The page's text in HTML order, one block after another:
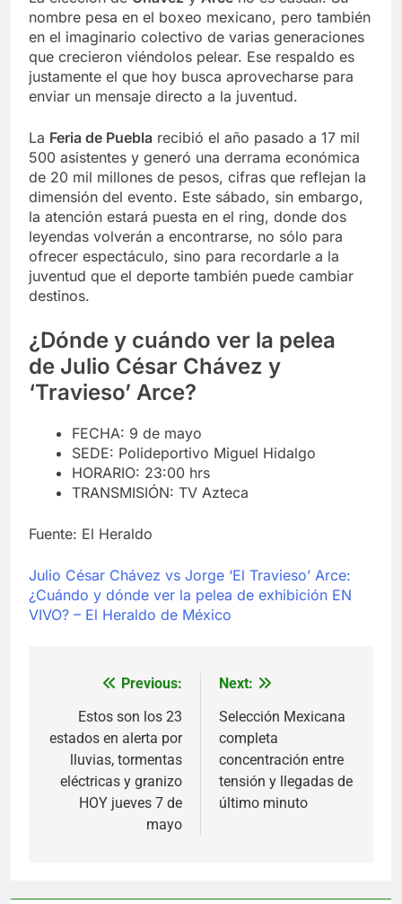
nombre pesa en el boxeo mexicano, pero también
en el imaginario colectivo de varias generaciones
que crecieron viéndolos pelear. Ese respaldo es
justamente el que hoy busca aprovecharse para
enviar un mensaje directo a la juventud.
La Feria de Puebla recibió el año pasado a 17 mil
500 asistentes y generó una derrama económica
de 20 mil millones de pesos, cifras que reflejan la
dimensión del evento. Este sábado, sin embargo,
la atención estará puesta en el ring, donde dos
leyendas volverán a encontrarse, no sólo para
ofrecer espectáculo, sino para recordarle a la
juventud que el deporte también puede cambiar
destinos.
¿Dónde y cuándo ver la pelea
de Julio César Chávez y
‘Travieso’ Arce?
FECHA: 9 de mayo
SEDE: Polideportivo Miguel Hidalgo
HORARIO: 23:00 hrs
TRANSMISIÓN: TV Azteca
Fuente: El Heraldo
Julio César Chávez vs Jorge ‘El Travieso’ Arce:
¿Cuándo y dónde ver la pelea de exhibición EN
VIVO? – El Heraldo de México
Navegación
entradas
Previous:
Estos son los 23
estados en alerta por
lluvias, tormentas
eléctricas y granizo
HOY jueves 7 de
mayo
Next:
Selección Mexicana
completa
concentración entre
tensión y llegadas de
último minuto